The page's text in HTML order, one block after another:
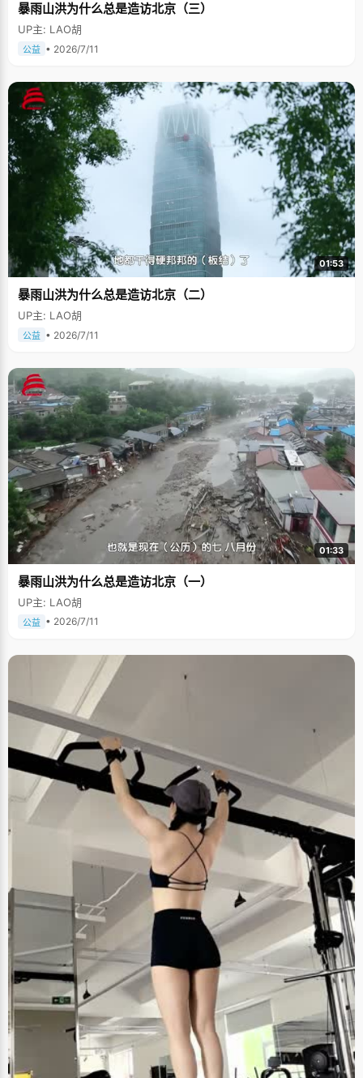
暴雨山洪为什么总是造访北京（三）
UP主: LAO胡
公益 • 2026/7/11
01:53
暴雨山洪为什么总是造访北京（二）
UP主: LAO胡
公益 • 2026/7/11
01:33
暴雨山洪为什么总是造访北京（一）
UP主: LAO胡
公益 • 2026/7/11